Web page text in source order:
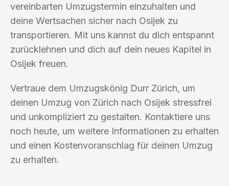
vereinbarten Umzugstermin einzuhalten und
deine Wertsachen sicher nach Osijek zu
transportieren. Mit uns kannst du dich entspannt
zurücklehnen und dich auf dein neues Kapitel in
Osijek freuen.
Vertraue dem Umzugskönig Durr Zürich, um
deinen Umzug von Zürich nach Osijek stressfrei
und unkompliziert zu gestalten. Kontaktiere uns
noch heute, um weitere Informationen zu erhalten
und einen Kostenvoranschlag für deinen Umzug
zu erhalten.